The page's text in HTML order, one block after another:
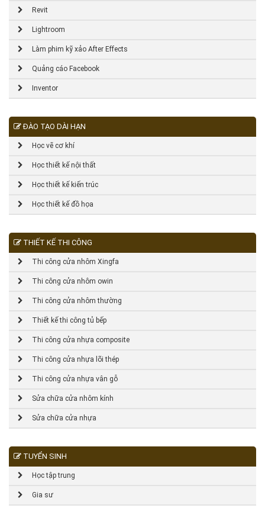
Revit
Lightroom
Làm phim kỹ xảo After Effects
Quảng cáo Facebook
Inventor
ĐÀO TẠO DÀI HẠN
Học vẽ cơ khí
Học thiết kế nội thất
Học thiết kế kiến trúc
Học thiết kế đồ họa
THIẾT KẾ THI CÔNG
Thi công cửa nhôm Xingfa
Thi công cửa nhôm owin
Thi công cửa nhôm thường
Thiết kế thi công tủ bếp
Thi công cửa nhựa composite
Thi công cửa nhựa lõi thép
Thi công cửa nhựa vân gỗ
Sửa chữa cửa nhôm kính
Sửa chữa cửa nhựa
TUYỂN SINH
Học tập trung
Gia sư